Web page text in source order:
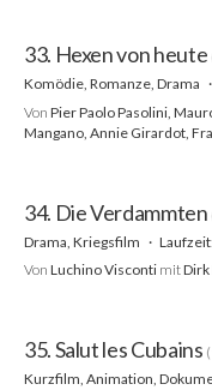
33. Hexen von heute
Komödie, Romanze, Drama
Von Pier Paolo Pasolini,
Mangano, Annie Girardot,
34. Die Verdammten
Drama, Kriegsfilm
Von Luchino Visconti mitDirk
35. Salut les Cubains
Kurzfilm, Animation,